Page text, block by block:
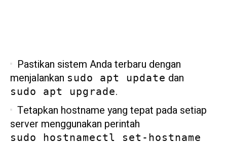
Pastikan sistem Anda terbaru dengan
menjalankan sudo apt update dan
sudo apt upgrade.
Tetapkan hostname yang tepat pada setiap
server menggunakan perintah
sudo hostnamectl set-hostname